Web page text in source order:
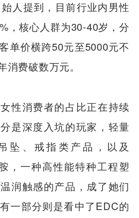
人提到，目前行业内男性
，核心人群为30-40岁，分
单价横跨50元至5000元不
消费破数万元。
性消费者的占比正在持续
是深度入坑的玩家，轻量
坠、戒指类产品，以及
，一种高性能特种工程塑
润触感的产品，成了她们
一部分则是看中了EDC的